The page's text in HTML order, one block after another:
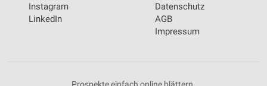
Instagram
LinkedIn
Datenschutz
AGB
Impressum